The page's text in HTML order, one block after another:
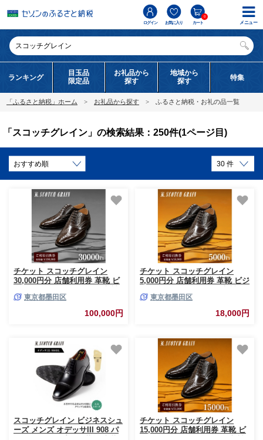
ログイン お気に入り カート
0
ランキング
目玉品
限定品
お礼品から
探す
地域から
探す
特集
「ふるさと納税」ホーム お礼品から探す ふるさと納税・お礼の品一覧
「スコッチグレイン」の検索結果：250件(1ページ目)
チケット スコッチグレイン
30,000円分 店舗利用券 革靴 ビ
送料無料 [№5619-1093]
東京都墨田区
100,000円
チケット スコッチグレイン
5,000円分 店舗利用券 革靴 ビジ
料無料 [№5619-1091]
東京都墨田区
18,000円
スコッチグレイン ビジネスシュ
ーズ メンズ オデッサIII 908 パ
チケット スコッチグレイン
15,000円分 店舗利用券 革靴 ビ
メニュー